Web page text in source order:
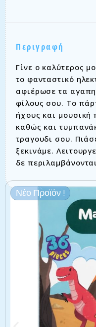
Περιγραφή
Γίνε ο καλύτερος
το φανταστικό
αφιέρωσε τα
φίλους σου. Το
ήχους και μουσική
καθώς και
τραγουδι σου.
ξεκινάμε.
δε
Νέο Προϊόν !